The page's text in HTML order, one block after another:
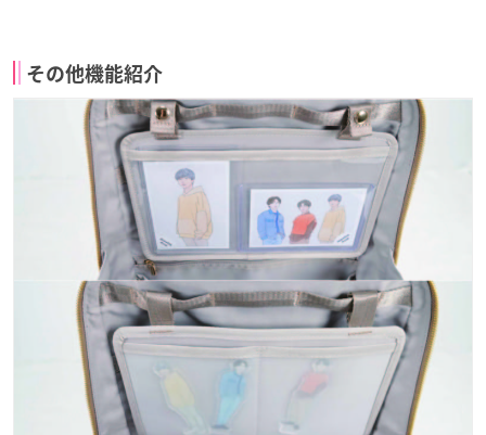
その他機能紹介